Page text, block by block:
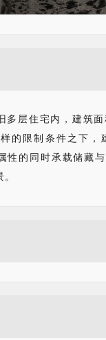
多层住宅内，建筑
的限制条件之下
性的同时承载储藏